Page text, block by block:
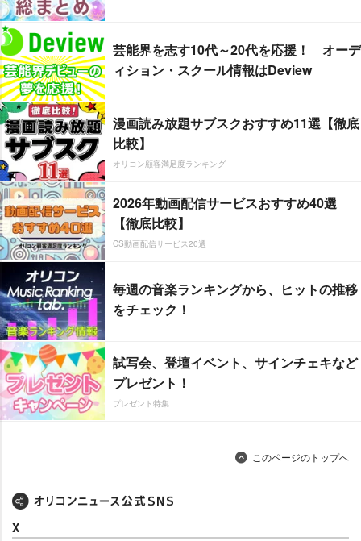
芸能界を志す10代～20代を応援！ オーデ
ィション・スクール情報はDeview
漫画読み放題サブスクおすすめ11選【徹底
比較】
オリコン顧客満足度ランキング
2026年動画配信サービスおすすめ40選
【徹底比較】
CS動画配信サービス20選
毎週の音楽ランキングから、ヒットの推移
をチェック！
試写会、登壇イベント、サインチェキなど
プレゼント！
プレゼント特集
このページのトップへ
X